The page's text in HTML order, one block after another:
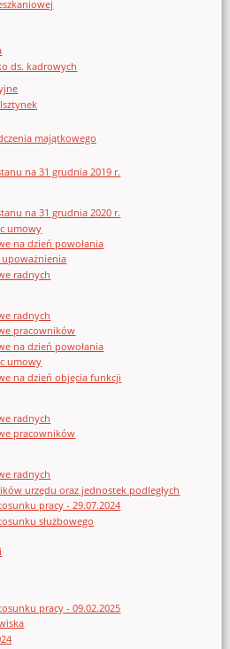
ds. kadrowych
majątkowego
na 31 grudnia 2019 r.
na 31 grudnia 2020 r.
umowy
na dzień powołania
upoważnienia
radnych
radnych
pracowników
na dzień powołania
umowy
na dzień objęcia funkcji
radnych
pracowników
radnych
urzędu oraz jednostek podległych
pracy - 29.07.2024
służbowego
pracy - 09.02.2025